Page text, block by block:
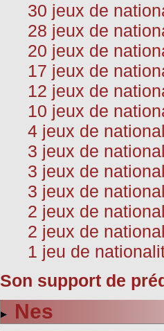
30 jeux de
28 jeux de
20 jeux de
17 jeux de
12 jeux de
10 jeux de
4 jeux de
3 jeux de
3 jeux de
3 jeux de
2 jeux de
2 jeux de
1 jeu de
Son support de
Nes